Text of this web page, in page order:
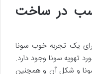
مناسب در ساخت
یک تجربه خوب سونا
تهویه سونا وجود دارد.
و شکل آن و همچنین